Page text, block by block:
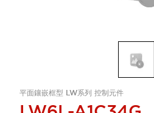
平面鑲嵌框型 LW系列 控制元件